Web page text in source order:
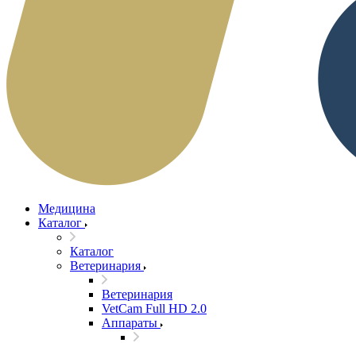
Медицина
Каталог
Каталог
Ветеринария
Ветеринария
VetCam Full HD 2.0
Аппараты